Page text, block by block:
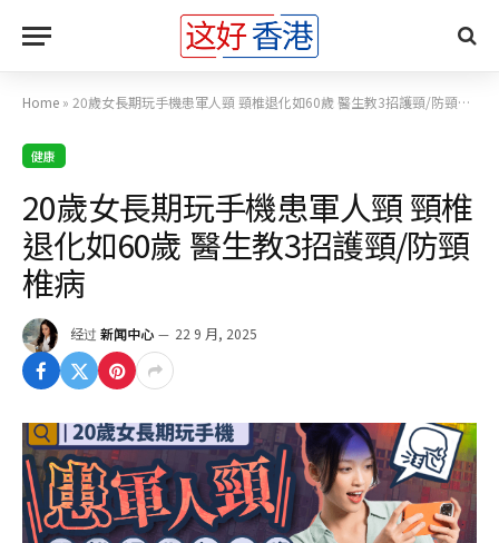
Home » 20歲女長期玩手機患軍人頸 頸椎退化如60歲 醫生教3招護頸/防頸椎病
健康
20歲女長期玩手機患軍人頸 頸椎
退化如60歲 醫生教3招護頸/防頸
椎病
经过 新闻中心 22 9 月, 2025